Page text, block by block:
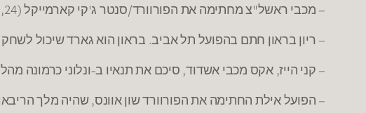
– מכבי ראשל"צ מחתימה את הפורוורד/סנטר ג'קי קארמייקל (24, 206). בעונה שעבר שיחק 10 משחקים בבילבאו הספרדית, והמשיך בליגת הפיתוח.
– ריון בראון חתם בהפועל תל אביב. בראון הוא גארד שיכול לשחק גם בעמדה 3 המגיע
– קני הייז, אקס מכבי אשדוד, סיכם את תנאיו ב-ונלוני כרמונה
– הפועל אילת החתימה את הפורוורד שון אוונס, שהיה מלך